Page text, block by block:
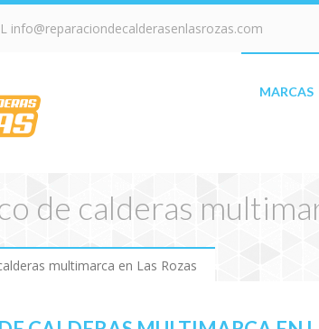
info@reparaciondecalderasenlasrozas.com
MARCAS
de calderas
multimarca en Las Rozas